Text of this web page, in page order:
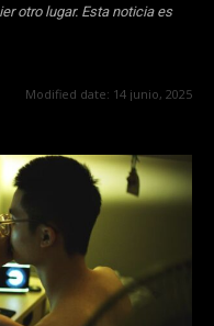
otro lugar. Esta noticia es
Modified date: 14 junio, 2025